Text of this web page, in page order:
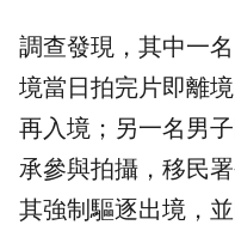
調查發現，其中一
境當日拍完片即離
再入境；另一名男
承參與拍攝，移民
其強制驅逐出境，